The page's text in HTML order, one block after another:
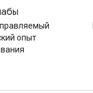
опыт